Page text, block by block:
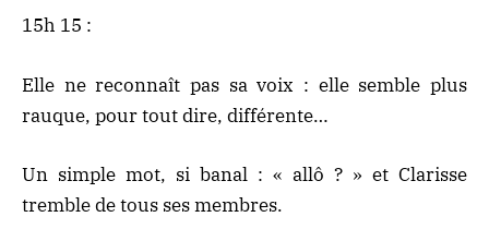
15h 15 :
Elle ne reconnaît pas sa voix : elle semble plus
rauque, pour tout dire, différente…
Un simple mot, si banal : « allô ? » et Clarisse
tremble de tous ses membres.